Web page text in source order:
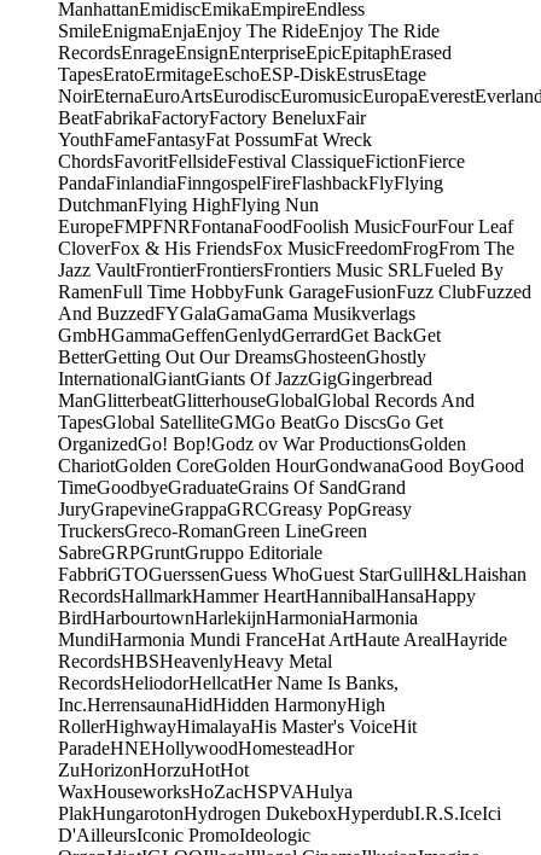
ManhattanEmidiscEmikaEmpireEndless
SmileEnigmaEnjaEnjoy The RideEnjoy The Ride
RecordsEnrageEnsignEnterpriseEpicEpitaphErased
TapesEratoErmitageEschoESP-DiskEstrusEtage
NoirEternaEuroArtsEurodiscEuromusicEuropaEverest
BeatFabrikaFactoryFactory BeneluxFair
YouthFameFantasyFat PossumFat Wreck
ChordsFavoritFellsideFestival ClassiqueFictionFierce
PandaFinlandiaFinngospelFireFlashbackFlyFlying
DutchmanFlying HighFlying Nun
EuropeFMPFNRFontanaFoodFoolish MusicFourFour Leaf
CloverFox & His FriendsFox MusicFreedomFrogFrom The
Jazz VaultFrontierFrontiersFrontiers Music SRLFueled By
RamenFull Time HobbyFunk GarageFusionFuzz ClubFuzzed
And BuzzedFYGalaGamaGama Musikverlags
GmbHGammaGeffenGenlydGerrardGet BackGet
BetterGetting Out Our DreamsGhosteenGhostly
InternationalGiantGiants Of JazzGigGingerbread
ManGlitterbeatGlitterhouseGlobalGlobal Records And
TapesGlobal SatelliteGMGo BeatGo DiscsGo Get
OrganizedGo! Bop!Godz ov War ProductionsGolden
ChariotGolden CoreGolden HourGondwanaGood BoyGood
TimeGoodbyeGraduateGrains Of SandGrand
JuryGrapevineGrappaGRCGreasy PopGreasy
TruckersGreco-RomanGreen LineGreen
SabreGRPGruntGruppo Editoriale
FabbriGTOGuerssenGuess WhoGuest StarGullH&LHaishan
RecordsHallmarkHammer HeartHannibalHansaHappy
BirdHarbourtownHarlekijnHarmoniaHarmonia
MundiHarmonia Mundi FranceHat ArtHaute ArealHayride
RecordsHBSHeavenlyHeavy Metal
RecordsHeliodorHellcatHer Name Is Banks,
Inc.HerrensaunaHidHidden HarmonyHigh
RollerHighwayHimalayaHis Master's VoiceHit
ParadeHNEHollywoodHomesteadHor
ZuHorizonHorzuHotHot
WaxHouseworksHoZacHSPVAHulya
PlakHungarotonHydrogen DukeboxHyperdubI.R.S.IceIci
D'AilleursIconic PromoIdeologic